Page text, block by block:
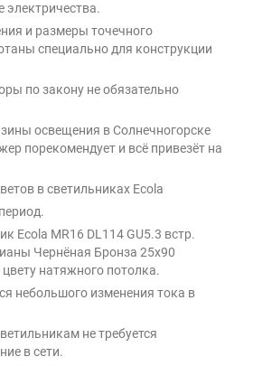
электричества.
и размеры точечного
специально для конструкции
по закону не обязательно
освещения в Солнечногорске
порекомендует и всё привезёт на
в светильниках Ecola
Ecola MR16 DL114 GU5.3 встр.
Чернёная Бронза 25х90
натяжного потолка.
небольшого изменения тока в
не требуется
в сети.